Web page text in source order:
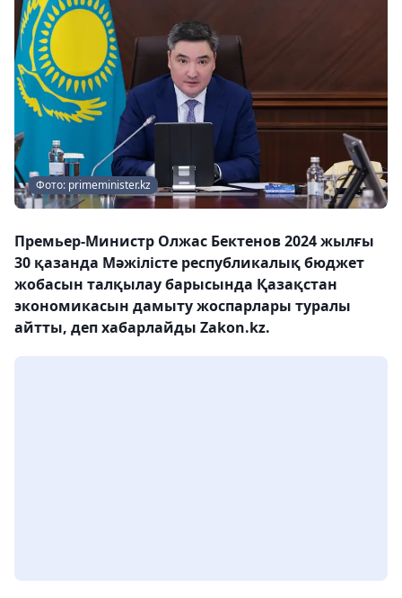
Фото: primeminister.kz
Премьер-Министр Олжас Бектенов 2024 жылғы
30 қазанда Мәжілісте республикалық бюджет
жобасын талқылау барысында Қазақстан
экономикасын дамыту жоспарлары туралы
айтты, деп хабарлайды Zakon.kz.